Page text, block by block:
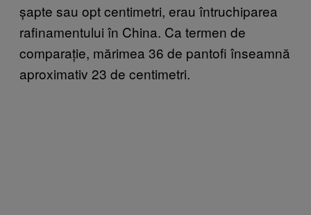
șapte sau opt centimetri, erau întruchiparea
rafinamentului în China. Ca termen de
comparație, mărimea 36 de pantofi înseamnă
aproximativ 23 de centimetri.